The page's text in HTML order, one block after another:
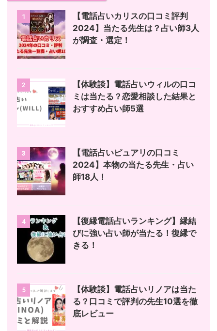
1
【電話占いカリスの口コミ評判
2024】当たる先生は？占い師3人
が調査・選定！
2
【体験談】電話占いウィルの口コ
ミは当たる？恋愛相談した結果と
おすすめ占い師5選
3
【電話占いピュアリの口コミ
2024】本物の当たる先生・占い
師18人！
4
【復縁電話占いランキング】縁結
びに強い占い師が当たる！復縁で
きる！
5
【体験談】電話占いリノアは当た
る？口コミで評判の先生10選を徹
底レビュー